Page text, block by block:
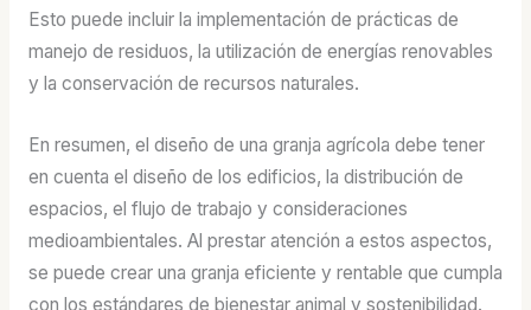
Esto puede incluir la implementación de prácticas de
manejo de residuos, la utilización de energías renovables
y la conservación de recursos naturales.
En resumen, el diseño de una granja agrícola debe tener
en cuenta el diseño de los edificios, la distribución de
espacios, el flujo de trabajo y consideraciones
medioambientales. Al prestar atención a estos aspectos,
se puede crear una granja eficiente y rentable que cumpla
con los estándares de bienestar animal y sostenibilidad.